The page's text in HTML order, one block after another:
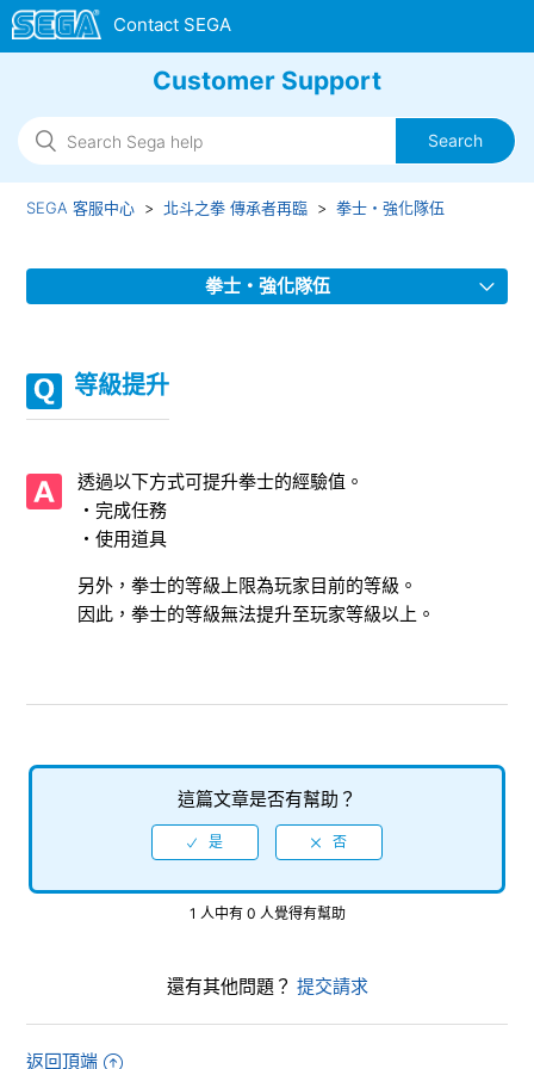
Customer Support
SEGA 客服中心 北斗之拳 傳承者再臨 拳士・強化隊伍
拳士・強化隊伍
「升級拳士」的注意點
『重置』強化狀態功能
七星解放
何謂群體
等級提升
透過以下方式可提升拳士的經驗值。
・完成任務
・使用道具
另外，拳士的等級上限為玩家目前的等級。
因此，拳士的等級無法提升至玩家等級以上。
這篇文章是否有幫助？
1 人中有 0 人覺得有幫助
還有其他問題？ 提交請求
返回頂端